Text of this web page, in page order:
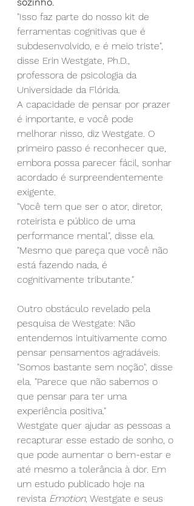
"Isso faz parte do nosso kit de
ferramentas cognitivas que é
subdesenvolvido, e é meio triste",
disse Erin Westgate, Ph.D.,
professora de psicologia da
Universidade da Flórida.
A capacidade de pensar por prazer
é importante, e você pode
melhorar nisso, diz Westgate. O
primeiro passo é reconhecer que,
embora possa parecer fácil, sonhar
acordado é surpreendentemente
exigente.
"Você tem que ser o ator, diretor,
roteirista e público de uma
performance mental", disse ela.
"Mesmo que pareça que você não
está fazendo nada, é
cognitivamente tributante."
Outro obstáculo revelado pela
pesquisa de Westgate: Não
entendemos intuitivamente como
pensar pensamentos agradáveis.
"Somos bastante sem noção", disse
ela. "Parece que não sabemos o
que pensar para ter uma
experiência positiva."
Westgate quer ajudar as pessoas a
recapturar esse estado de sonho, o
que pode aumentar o bem-estar e
até mesmo a tolerância à dor. Em
um estudo publicado hoje na
revista Emotion, Westgate e seus